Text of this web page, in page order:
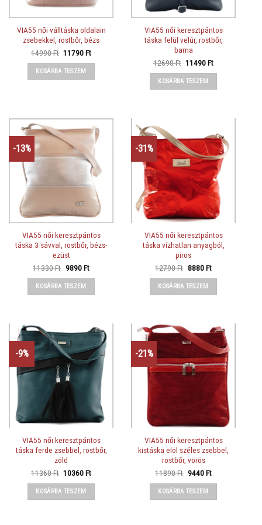
VIA55 női válltáska oldalain
zsebekkel, rostbőr, bézs
14990Ft Original
was:
14990 Ft.
11790FtCurrent
KOSÁRBA TESZEM
VIA55 női keresztpántos
táska felül velúr, rostbőr,
barna
12690Ft Original
was:
12690 Ft.
11490FtCurrent
KOSÁRBA TESZEM
-13%
VIA55 női keresztpántos
táska 3 sávval, rostbőr, bézs-
ezüst
11330Ft Original
was:
11330 Ft.
9890FtCurrent
KOSÁRBA TESZEM
-31%
VIA55 női keresztpántos
táska vízhatlan anyagból,
piros
12790Ft Original
was:
12790 Ft.
8880FtCurrent
KOSÁRBA TESZEM
-9%
VIA55 női keresztpántos
táska ferde zsebbel, rostbőr,
zöld
11360Ft Original
was:
11360 Ft.
10360FtCurrent
KOSÁRBA TESZEM
-21%
VIA55 női keresztpántos
kistáska elöl széles zsebbel,
rostbőr, vörös
11890Ft Original
was:
11890 Ft.
9440FtCurrent
KOSÁRBA TESZEM